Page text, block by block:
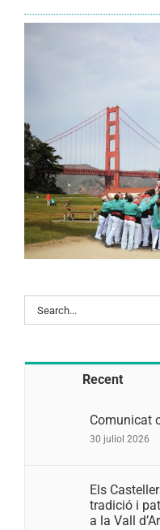
Search
for:
Recent
Comunicat
30 juliol 2026
Els
tradició i
a la Vall